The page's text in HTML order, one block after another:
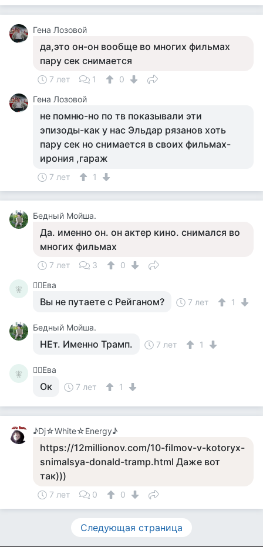
Гена Лозовой
да,это он-он вообще во многих фильмах
пару сек снимается
7 лет 1
0
Гена Лозовой
не помню-но по тв показывали эти
эпизоды-как у нас Эльдар рязанов хоть
пару сек но снимается в своих фильмах-
ирония ,гараж
7 лет 1
Бедный Мойша.
Да. именно он. он актер кино. снимался во
многих фильмах
7 лет 3 0
🧚‍ 🧚‍♀️Ева
Вы не путаете с Рейганом? 7 лет 1
Бедный Мойша.
НЕт. Именно Трамп. 7 лет 1
🧚‍ 🧚‍♀️Ева
Ок 7 лет 1
♪Dj☆White☆Energy♪
https://12millionov.com/10-filmov-v-kotoryx-
snimalsya-donald-tramp.html Даже вот
так)))
7 лет 0 0
Следующая страница